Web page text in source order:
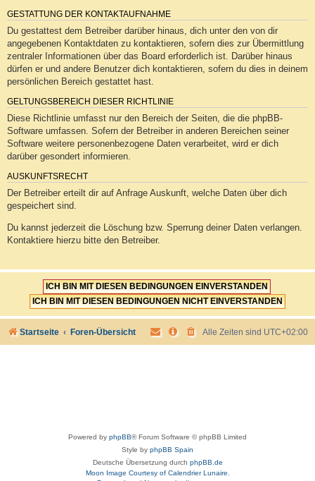
GESTATTUNG DER KONTAKTAUFNAHME
Du gestattest dem Betreiber darüber hinaus, dich unter den von dir
angegebenen Kontaktdaten zu kontaktieren, sofern dies zur Übermittlung
zentraler Informationen über das Board erforderlich ist. Darüber hinaus
dürfen er und andere Benutzer dich kontaktieren, sofern du dies in deinem
persönlichen Bereich gestattet hast.
GELTUNGSBEREICH DIESER RICHTLINIE
Diese Richtlinie umfasst nur den Bereich der Seiten, die die phpBB-
Software umfassen. Sofern der Betreiber in anderen Bereichen seiner
Software weitere personenbezogene Daten verarbeitet, wird er dich
darüber gesondert informieren.
AUSKUNFTSRECHT
Der Betreiber erteilt dir auf Anfrage Auskunft, welche Daten über dich
gespeichert sind.
Du kannst jederzeit die Löschung bzw. Sperrung deiner Daten verlangen.
Kontaktiere hierzu bitte den Betreiber.
Startseite Foren-Übersicht Alle Zeiten sind UTC+02:00
Powered by phpBB® Forum Software © phpBB Limited
Style by phpBB Spain
Deutsche Übersetzung durch phpBB.de
Moon Image Courtesy of Calendrier Lunaire.